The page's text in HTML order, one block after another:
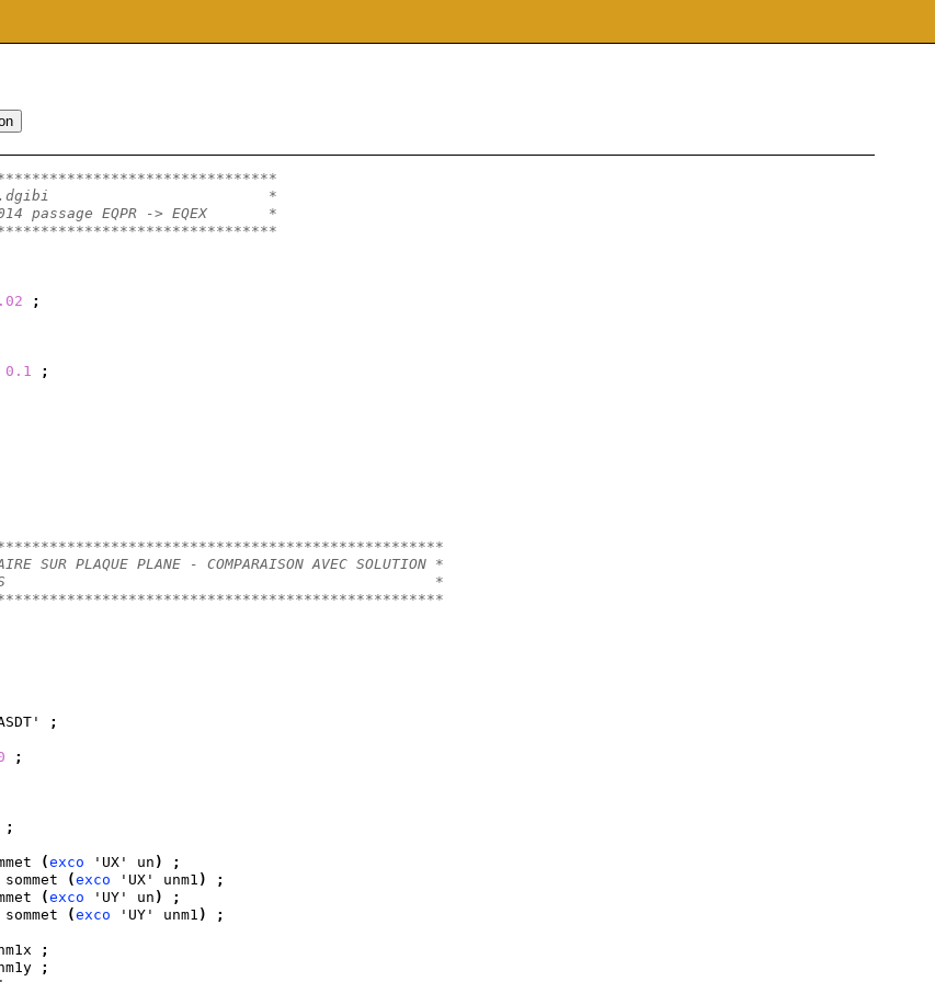
*
passage EQPR -> EQEX       *
;
0.1
;
SUR PLAQUE PLANE - COMPARAISON AVEC SOLUTION *
BLASIUS                                                 *
;
;
;
(exco 'UX' un )
;
(exco 'UX' unm1 )
;
(exco 'UY' un )
;
(exco 'UY' unm1 ) ;
;
;